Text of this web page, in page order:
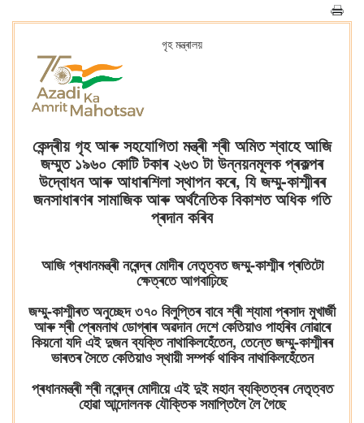
গৃহ মন্ত্ৰালয়
কেন্দ্ৰীয় গৃহ আৰু সহযোগিতা মন্ত্ৰী শ্ৰী অমিত শ্বাহে আজি
জম্মুত ১৯৬০ কোটি টকাৰ ২৬৩ টা উন্নয়নমূলক প্ৰকল্পৰ
উদ্বোধন আৰু আধাৰশিলা স্থাপন কৰে, যি জম্মু-কাশ্মীৰৰ
জনসাধাৰণৰ সামাজিক আৰু অৰ্থনৈতিক বিকাশত অধিক গতি
প্ৰদান কৰিব
আজি প্ৰধানমন্ত্ৰী নৰেন্দ্ৰ মোদীৰ নেতৃত্বত জম্মু-কাশ্মীৰ প্ৰতিটো
ক্ষেত্ৰতে আগবাঢ়িছে
জম্মু-কাশ্মীৰত অনুচ্ছেদ ৩৭০ বিলুপ্তিৰ বাবে শ্ৰী শ্যামা প্ৰসাদ মুখাৰ্জী
আৰু শ্ৰী প্ৰেমনাথ ডোগ্ৰাৰ অৱদান দেশে কেতিয়াও পাহৰিব নোৱাৰে
কিয়নো যদি এই দুজন ব্যক্তি নাথাকিলহেঁতেন, তেন্তে জম্মু-কাশ্মীৰৰ
ভাৰতৰ সৈতে কেতিয়াও স্থায়ী সম্পৰ্ক থাকিব নাথাকিলহেঁতেন
প্ৰধানমন্ত্ৰী শ্ৰী নৰেন্দ্ৰ মোদীয়ে এই দুই মহান ব্যক্তিত্বৰ নেতৃত্বত
হোৱা আন্দোলনক যৌক্তিক সমাপ্তিলৈ লৈ গৈছে